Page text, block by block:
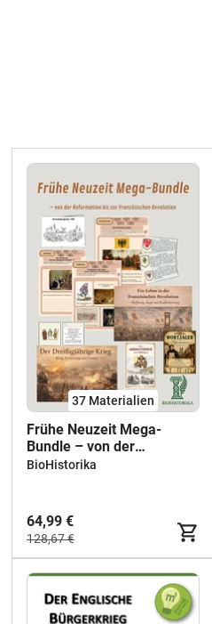
37 Materialien
Frühe Neuzeit Mega-
Bundle – von der
Reformation bis zur
BioHistorika
64,99 €
128,67 €